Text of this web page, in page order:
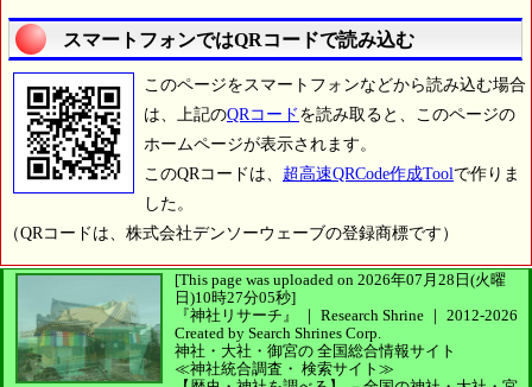
スマートフォンではQRコードで読み込む
このページをスマートフォンなどから読み込む場合
は、上記のQRコード を読み取ると、このページの
ホームページが表示されます。
このQRコードは、 超高速QRCode作成Toolで作りま
した。
（QRコードは、株式会社デンソーウェーブの登録商標です）
[This page was uploaded on 2026年07月28日(火曜
日)10時27分05秒]
『神社リサーチ』 ｜ Research Shrine ｜ 2012-2026
Created by Search Shrines Corp.
神社・大社・御宮の 全国総合情報サイト
≪神社統合調査・ 検索サイト≫